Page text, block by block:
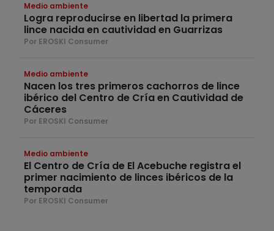
Medio ambiente
Logra reproducirse en libertad la primera
lince nacida en cautividad en Guarrizas
Por EROSKI Consumer
Medio ambiente
Nacen los tres primeros cachorros de lince
ibérico del Centro de Cría en Cautividad de
Cáceres
Por EROSKI Consumer
Medio ambiente
El Centro de Cría de El Acebuche registra el
primer nacimiento de linces ibéricos de la
temporada
Por EROSKI Consumer